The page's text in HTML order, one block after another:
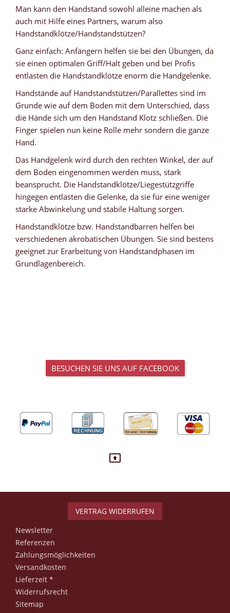
Man kann den Handstand sowohl alleine machen als
auch mit Hilfe eines Partners, warum also
Handstandklötze/Handstandstützen?
Ganz einfach: Anfängern helfen sie bei den Übungen, da
sie einen optimalen Griff/Halt geben und bei Profis
entlasten die Handstandklötze enorm die Handgelenke.
Handstände auf Handstandstützen/Parallettes sind im
Grunde wie auf dem Boden mit dem Unterschied, dass
die Hände sich um den Handstand Klotz schließen. Die
Finger spielen nun keine Rolle mehr sondern die ganze
Hand.
Das Handgelenk wird durch den rechten Winkel, der auf
dem Boden eingenommen werden muss, stark
beansprucht. Die Handstandklötze/Liegestützgriffe
hingegen entlasten die Gelenke, da sie für eine weniger
starke Abwinkelung und stabile Haltung sorgen.
Handstandklötze bzw. Handstandbarren helfen bei
verschiedenen akrobatischen Übungen. Sie sind bestens
geeignet zur Erarbeitung von Handstandphasen im
Grundlagenbereich.
BESUCHEN SIE UNS AUF FACEBOOK
VERTRAG WIDERRUFEN
Newsletter
Referenzen
Zahlungsmöglichkeiten
Versandkosten
Lieferzeit *
Widerrufsrecht
Sitemap